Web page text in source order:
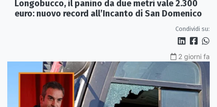
Longobucco, il panino da due metri vale 2.300
euro: nuovo record all’Incanto di San Domenico
Condividi su:
2 giorni fa